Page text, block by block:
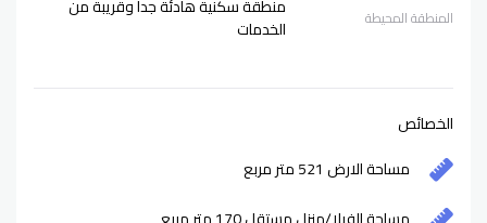
المنطقة المحيطة
منطقة سكنية هادئة جدا وقريبة من
الخدمات
الخصائص
مساحة الارض 521 متر مربع